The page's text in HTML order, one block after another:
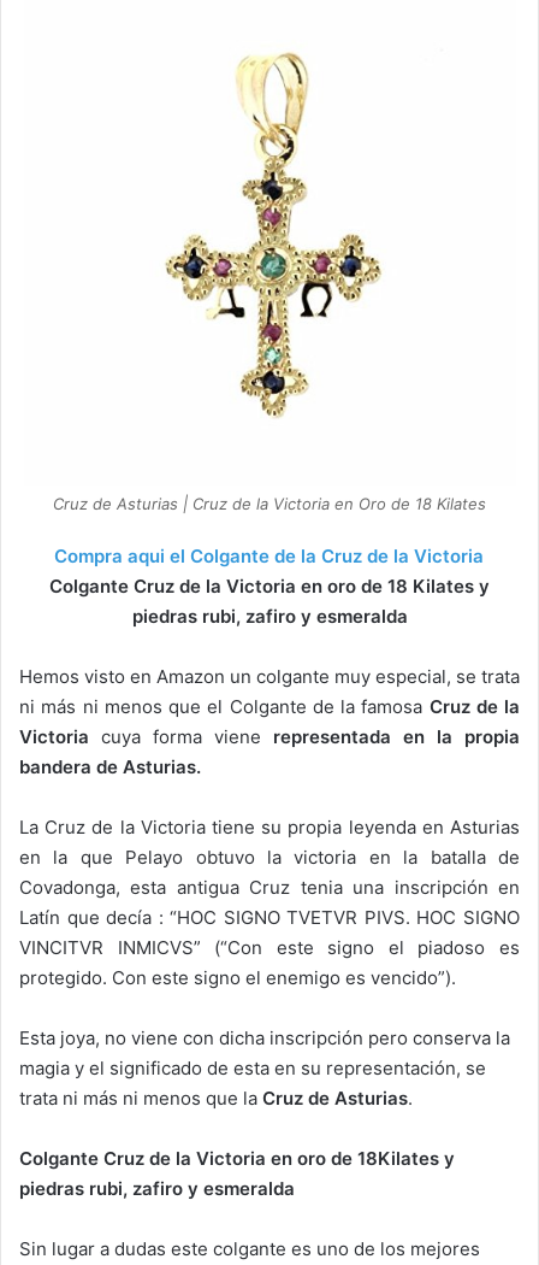
Cruz de Asturias | Cruz de la Victoria en Oro de 18 Kilates
Compra aqui el Colgante de la Cruz de la Victoria
Colgante Cruz de la Victoria en oro de 18 Kilates y
piedras rubi, zafiro y esmeralda
Hemos visto en Amazon un colgante muy especial, se trata
ni más ni menos que el Colgante de la famosa Cruz de la
Victoria cuya forma viene representada en la propia
bandera de Asturias.
La Cruz de la Victoria tiene su propia leyenda en Asturias
en la que Pelayo obtuvo la victoria en la batalla de
Covadonga, esta antigua Cruz tenia una inscripción en
Latín que decía : “HOC SIGNO TVETVR PIVS. HOC SIGNO
VINCITVR INMICVS” (“Con este signo el piadoso es
protegido. Con este signo el enemigo es vencido”).
Esta joya, no viene con dicha inscripción pero conserva la
magia y el significado de esta en su representación, se
trata ni más ni menos que la Cruz de Asturias.
Colgante Cruz de la Victoria en oro de 18Kilates y
piedras rubi, zafiro y esmeralda
Sin lugar a dudas este colgante es uno de los mejores